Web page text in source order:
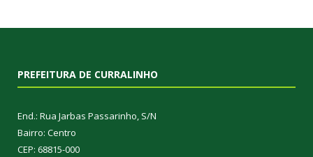
PREFEITURA DE CURRALINHO
End.: Rua Jarbas Passarinho, S/N
Bairro: Centro
CEP: 68815-000